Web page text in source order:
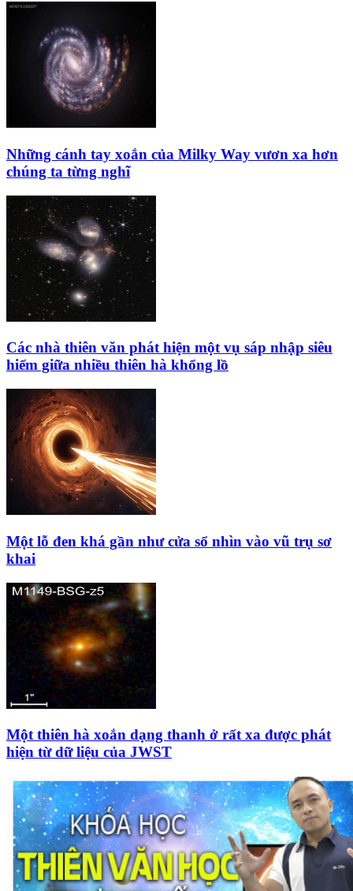
Những cánh tay xoắn của Milky Way vươn xa hơn
chúng ta từng nghĩ
Các nhà thiên văn phát hiện một vụ sáp nhập siêu
hiếm giữa nhiều thiên hà khổng lồ
Một lỗ đen khá gần như cửa sổ nhìn vào vũ trụ sơ
khai
Một thiên hà xoắn dạng thanh ở rất xa được phát
hiện từ dữ liệu của JWST